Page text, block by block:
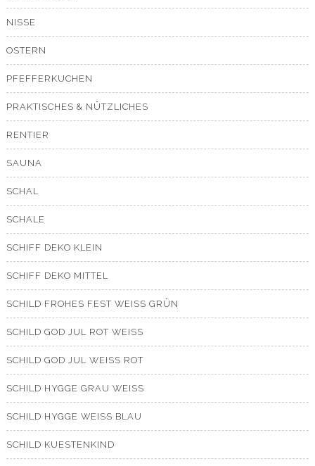
NISSE
OSTERN
PFEFFERKUCHEN
PRAKTISCHES & NÜTZLICHES
RENTIER
SAUNA
SCHAL
SCHALE
SCHIFF DEKO KLEIN
SCHIFF DEKO MITTEL
SCHILD FROHES FEST WEISS GRÜN
SCHILD GOD JUL ROT WEISS
SCHILD GOD JUL WEISS ROT
SCHILD HYGGE GRAU WEISS
SCHILD HYGGE WEISS BLAU
SCHILD KUESTENKIND